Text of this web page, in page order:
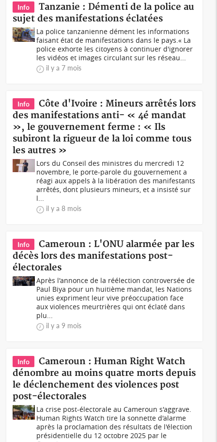
Info
Tanzanie : Démenti de la police au
sujet des manifestations éclatées
La police tanzanienne dément les informations
faisant état de manifestations dans le pays.« La
police exhorte les citoyens à continuer d'ignorer
les vidéos et images circulant sur les réseau...
il y a 7 mois
Info
Côte d'Ivoire : Mineurs arrêtés lors
des manifestations anti- « 4é mandat
», le gouvernement ferme : « Ils
subiront la rigueur de la loi comme tous
les autres »
Lors du Conseil des ministres du mercredi 12
novembre, le porte-parole du gouvernement a
réagi aux appels à la libération des manifestants
arrêtés, dont plusieurs mineurs, et a insisté sur
l...
il y a 8 mois
Info
Cameroun : L'ONU alarmée par les
décès lors des manifestations post-
électorales
Après l'annonce de la réélection controversée de
Paul Biya pour un huitième mandat, les Nations
unies expriment leur vive préoccupation face
aux violences meurtrières qui ont éclaté dans
plu...
il y a 9 mois
Info
Cameroun : Human Right Watch
dénombre au moins quatre morts depuis
le déclenchement des violences post
post-électorales
La crise post-électorale au Cameroun s'aggrave.
Human Rights Watch tire la sonnette d'alarme
après la proclamation des résultats de l'élection
présidentielle du 12 octobre 2025 par le